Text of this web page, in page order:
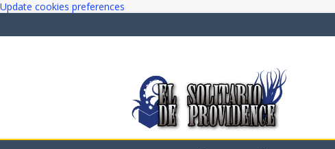
Update cookies preferences